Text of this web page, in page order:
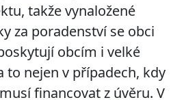
takže vynaložené
za poradenství se obci
obcím i velké
to nejen v případech, kdy
financovat z úvěru. V